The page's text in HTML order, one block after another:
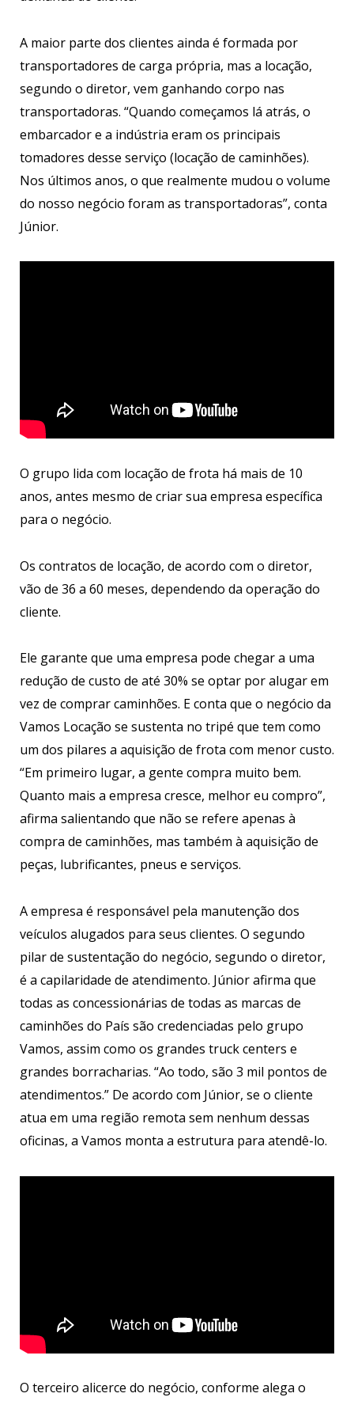
A maior parte dos clientes ainda é formada por
transportadores de carga própria, mas a locação,
segundo o diretor, vem ganhando corpo nas
transportadoras. “Quando começamos lá atrás, o
embarcador e a indústria eram os principais
tomadores desse serviço (locação de caminhões).
Nos últimos anos, o que realmente mudou o volume
do nosso negócio foram as transportadoras”, conta
Júnior.
O grupo lida com locação de frota há mais de 10
anos, antes mesmo de criar sua empresa específica
para o negócio.
Os contratos de locação, de acordo com o diretor,
vão de 36 a 60 meses, dependendo da operação do
cliente.
Ele garante que uma empresa pode chegar a uma
redução de custo de até 30% se optar por alugar em
vez de comprar caminhões. E conta que o negócio da
Vamos Locação se sustenta no tripé que tem como
um dos pilares a aquisição de frota com menor custo.
“Em primeiro lugar, a gente compra muito bem.
Quanto mais a empresa cresce, melhor eu compro”,
afirma salientando que não se refere apenas à
compra de caminhões, mas também à aquisição de
peças, lubrificantes, pneus e serviços.
A empresa é responsável pela manutenção dos
veículos alugados para seus clientes. O segundo
pilar de sustentação do negócio, segundo o diretor,
é a capilaridade de atendimento. Júnior afirma que
todas as concessionárias de todas as marcas de
caminhões do País são credenciadas pelo grupo
Vamos, assim como os grandes truck centers e
grandes borracharias. “Ao todo, são 3 mil pontos de
atendimentos.” De acordo com Júnior, se o cliente
atua em uma região remota sem nenhum dessas
oficinas, a Vamos monta a estrutura para atendê-lo.
O terceiro alicerce do negócio, conforme alega o